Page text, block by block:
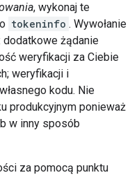
, wykonaj te
tokeninfo . Wywołanie
dodatkowe żądanie
weryfikacji za Ciebie
weryfikacji i
kodu. Nie
produkcyjnym ponieważ
w inny sposób
za pomocą punktu